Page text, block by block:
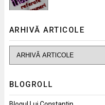
ARHIVĂ ARTICOLE
BLOGROLL